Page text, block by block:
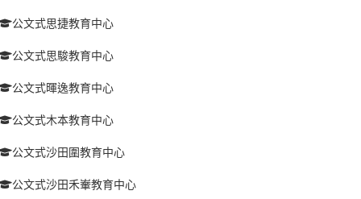
公文式思捷教育中心
公文式思駿教育中心
公文式暉逸教育中心
公文式木本教育中心
公文式沙田圍教育中心
公文式沙田禾輋教育中心